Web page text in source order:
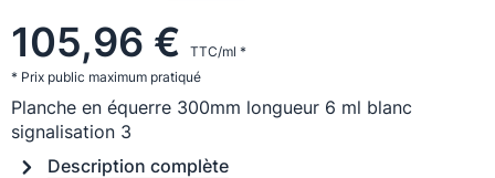
105,96 €
TTC/ml *
* Prix public maximum pratiqué
Planche en équerre 300mm longueur 6 ml blanc
signalisation 3
Description complète